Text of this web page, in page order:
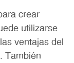
crear
utilizarse
ventajas del
También